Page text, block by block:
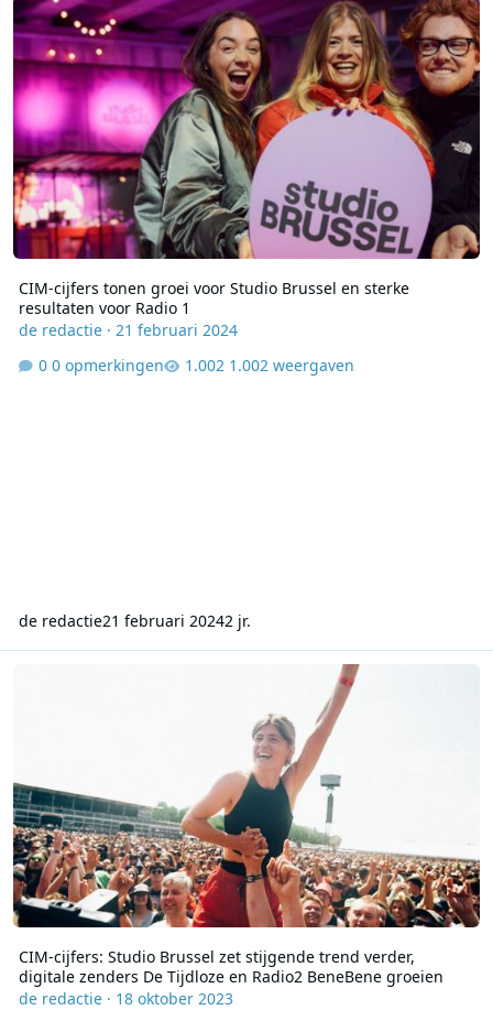
CIM-cijfers tonen groei voor Studio Brussel en sterke
resultaten voor Radio 1
de redactie· 21 februari 2024
0 opmerkingen
1.002 weergaven
de redactie21 februari 20242 jr.
CIM-cijfers: Studio Brussel zet stijgende trend verder, digitale
CIM-cijfers: Studio Brussel zet stijgende trend verder,
digitale zenders De Tijdloze en Radio2 BeneBene groeien
de redactie· 18 oktober 2023